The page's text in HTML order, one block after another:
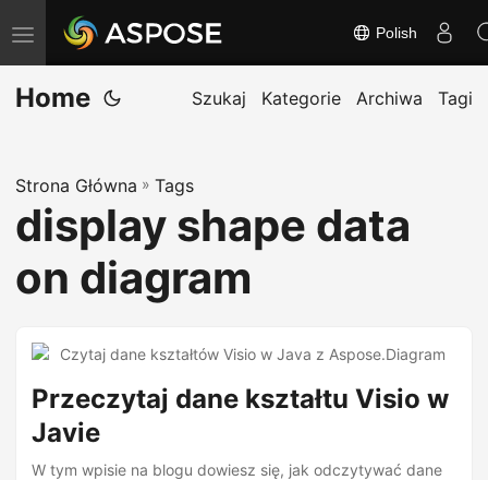
T
o
g
e
n
v
g
o
Polish
Home Szukaj Kategorie Archiwa Tagi
Strona Główna » Tags
display shape data
on diagram
Przeczytaj dane kształtu Visio w
Javie
W tym wpisie na blogu dowiesz się, jak odczytywać dane